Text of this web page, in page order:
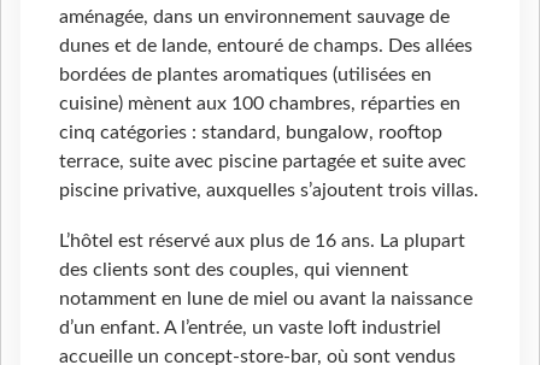
aménagée, dans un environnement sauvage de
dunes et de lande, entouré de champs. Des allées
bordées de plantes aromatiques (utilisées en
cuisine) mènent aux 100 chambres, réparties en
cinq catégories : standard, bungalow, rooftop
terrace, suite avec piscine partagée et suite avec
piscine privative, auxquelles s’ajoutent trois villas.
L’hôtel est réservé aux plus de 16 ans. La plupart
des clients sont des couples, qui viennent
notamment en lune de miel ou avant la naissance
d’un enfant. A l’entrée, un vaste loft industriel
accueille un concept-store-bar, où sont vendus